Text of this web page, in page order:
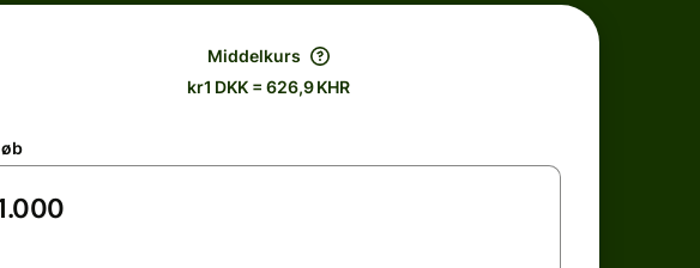
Middelkurs
kr1 DKK = 626,9 KHR